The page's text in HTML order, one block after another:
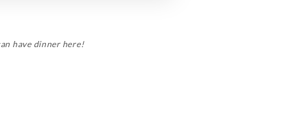
have dinner here!